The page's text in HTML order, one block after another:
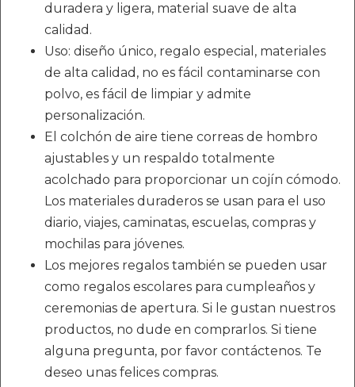
duradera y ligera, material suave de alta
calidad.
Uso: diseño único, regalo especial, materiales
de alta calidad, no es fácil contaminarse con
polvo, es fácil de limpiar y admite
personalización.
El colchón de aire tiene correas de hombro
ajustables y un respaldo totalmente
acolchado para proporcionar un cojín cómodo.
Los materiales duraderos se usan para el uso
diario, viajes, caminatas, escuelas, compras y
mochilas para jóvenes.
Los mejores regalos también se pueden usar
como regalos escolares para cumpleaños y
ceremonias de apertura. Si le gustan nuestros
productos, no dude en comprarlos. Si tiene
alguna pregunta, por favor contáctenos. Te
deseo unas felices compras.